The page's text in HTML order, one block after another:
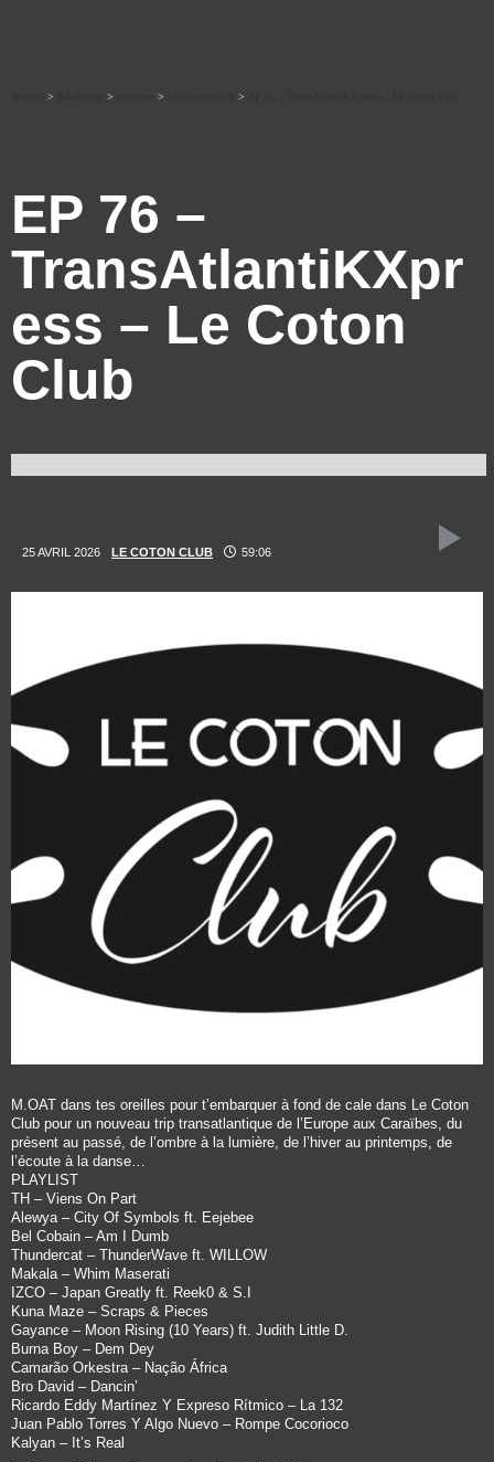
> > > >
EP 76 –
TransAtlantiKXpr
ess – Le Coton
Club
25 AVRIL 2026 LE COTON CLUB 59:06
M.OAT dans tes oreilles pour t’embarquer à fond de cale dans Le Coton
Club pour un nouveau trip transatlantique de l’Europe aux Caraïbes, du
présent au passé, de l’ombre à la lumière, de l’hiver au printemps, de
l’écoute à la danse…
PLAYLIST
TH – Viens On Part
Alewya – City Of Symbols ft. Eejebee
Bel Cobain – Am I Dumb
Thundercat – ThunderWave ft. WILLOW
Makala – Whim Maserati
IZCO – Japan Greatly ft. Reek0 & S.I
Kuna Maze – Scraps & Pieces
Gayance – Moon Rising (10 Years) ft. Judith Little D.
Burna Boy – Dem Dey
Camarão Orkestra – Nação África
Bro David – Dancin’
Ricardo Eddy Martínez Y Expreso Rítmico – La 132
Juan Pablo Torres Y Algo Nuevo – Rompe Cocorioco
Kalyan – It’s Real